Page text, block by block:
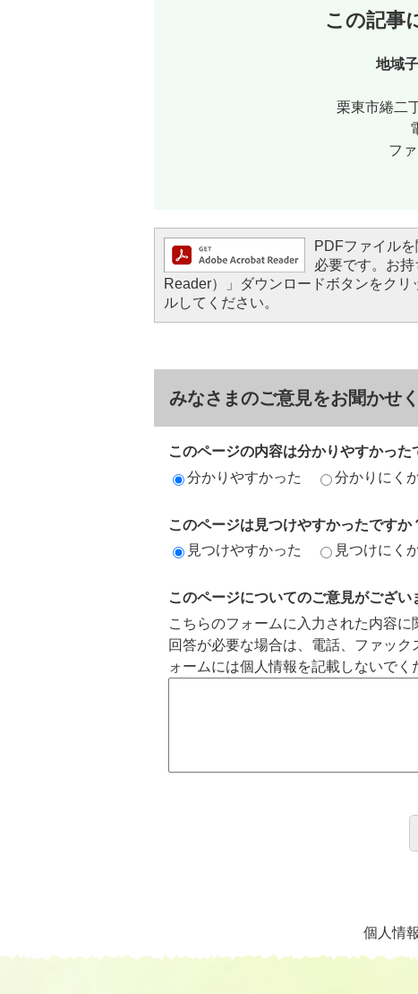
この記事
地域
栗東市綣二
フ
PDFファイル
必要です。お
Reader）」ダウンロードボタンをク
ルしてください。
みなさまのご意見をお聞かせ
このページの内容は分かりやすかった
分かりやすかった
分かりにく
このページは見つけやすかったですか
見つけやすかった
見つけにく
このページについてのご意見がござい
こちらのフォームに入力された内容に
回答が必要な場合は、電話、ファッ
ォームには個人情報を記載しないでく
個人情